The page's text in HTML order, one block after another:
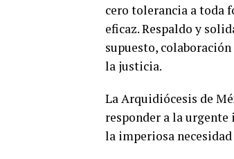
cero tolerancia a toda
eficaz. Respaldo y
supuesto,
la justicia.
La Arquidiócesis de
responder a la urgente
la imperiosa